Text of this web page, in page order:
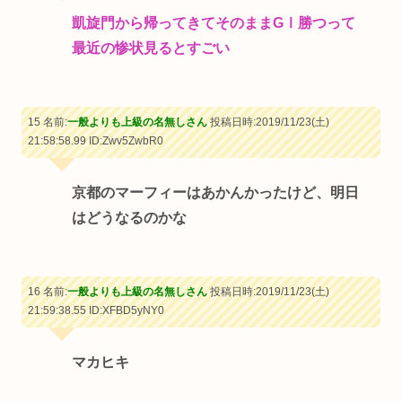
凱旋門から帰ってきてそのままGⅠ勝つって
最近の惨状見るとすごい
15 名前:一般よりも上級の名無しさん投稿日時:2019/11/23(土)
21:58:58.99ID:Zwv5ZwbR0
京都のマーフィーはあかんかったけど、明日
はどうなるのかな
16 名前:一般よりも上級の名無しさん投稿日時:2019/11/23(土)
21:59:38.55ID:XFBD5yNY0
マカヒキ